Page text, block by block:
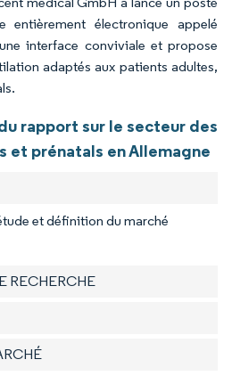
entièrement électronique appelé
interface conviviale et propose
adaptés aux patients adultes,
rapport sur le secteur des
et prénatals en Allemagne
et définition du marché
RECHERCHE